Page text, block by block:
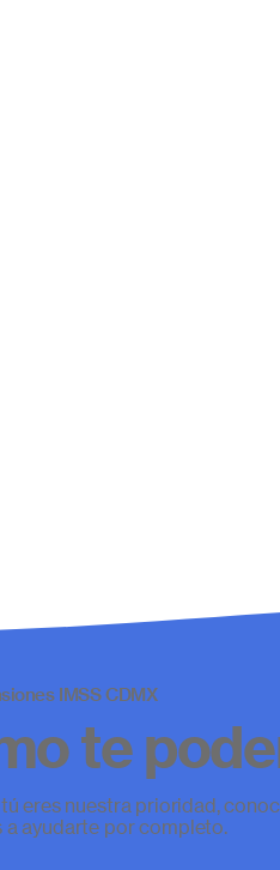
IMSS CDMX
te
eres nuestra prioridad,
a ayudarte por completo.